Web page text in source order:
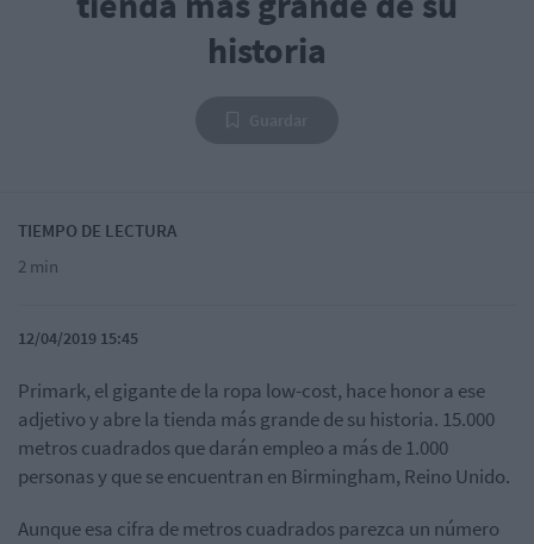
historia
TIEMPO DE LECTURA
2 min
12/04/2019 15:45
Primark, el gigante de la ropa low-cost, hace honor a ese
adjetivo y abre la tienda más grande de su historia. 15.000
metros cuadrados que darán empleo a más de 1.000
personas y que se encuentran en Birmingham, Reino Unido.
Aunque esa cifra de metros cuadrados parezca un número